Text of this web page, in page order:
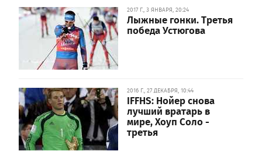
2017 Г., 3 ЯНВАРЯ, 20:24
Лыжные гонки. Третья
победа Устюгова
2016 Г., 27 ДЕКАБРЯ, 10:44
IFFHS: Нойер снова
лучший вратарь в
мире, Хоуп Соло -
третья